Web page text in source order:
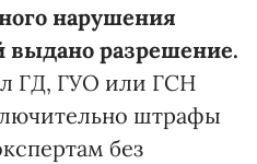
нарушения
выдано разрешение.
ГД, ГУО или ГСН
штрафы
без